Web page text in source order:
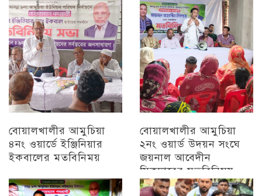
চট্টগ্রাম
বোয়ালখালীর আমুচিয়া
৪নং ওয়ার্ডে ইঞ্জিনিয়ার
ইকবালের মতবিনিময়
চট্টগ্রাম
বোয়ালখালীর আমুচিয়া
২নং ওয়ার্ড উদয়ন সংঘে
জয়নাল আবেদীন
সিকদারের মতবিনিময়
অন্যান্য